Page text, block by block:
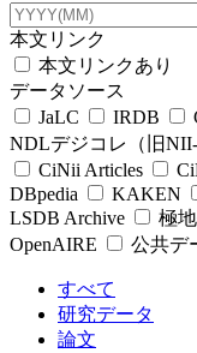
本文リンク
本文リンクあり
データソース
JaLC
IRDB
NDLデジコレ（旧NII-
CiNii Articles
DBpedia
KAKEN
LSDB Archive
極
OpenAIRE
公共デ
すべて
研究データ
論文